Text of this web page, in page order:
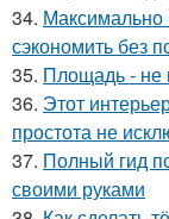
34. Максимально
сэкономить без
35. Площадь - не
36. Этот
простота не
37. Полный гид
своими руками